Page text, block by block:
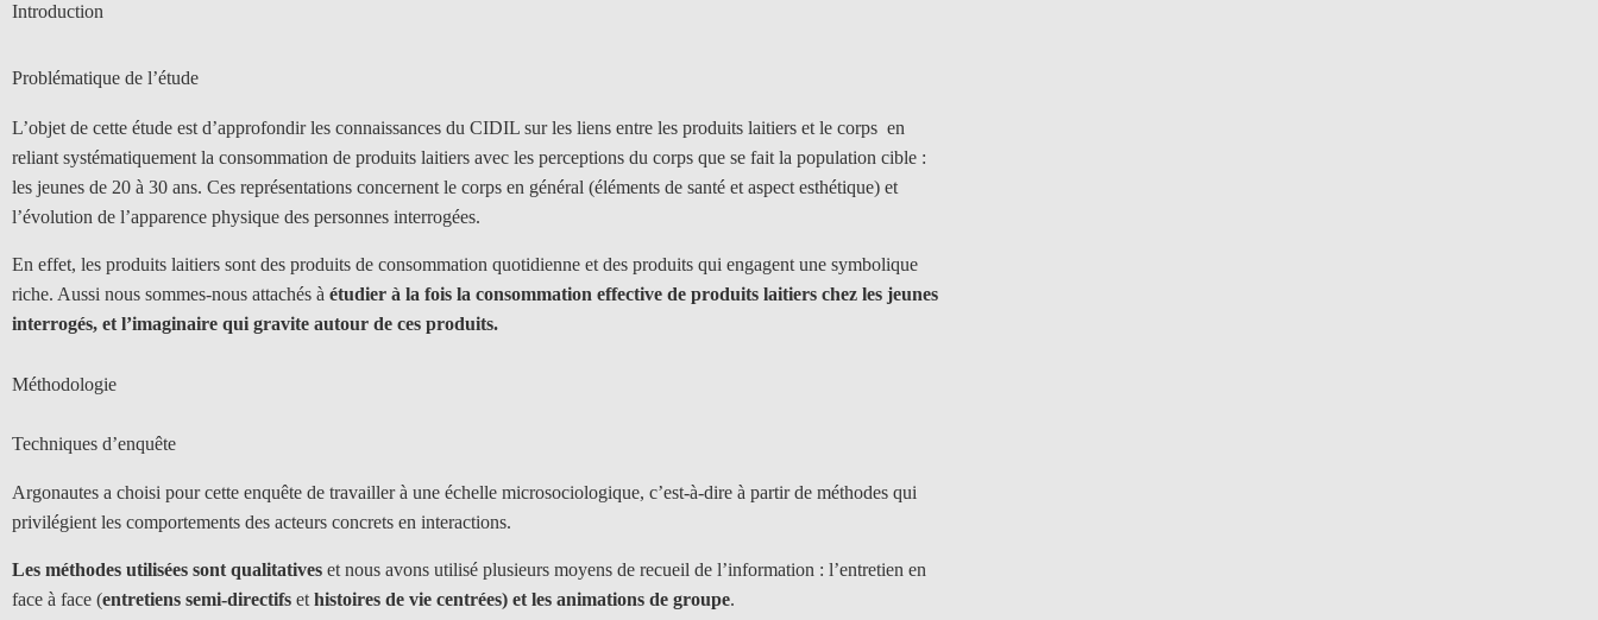
Introduction
Problématique de l’étude
L’objet de cette étude est d’approfondir les connaissances du CIDIL sur les liens entre les produits laitiers et le corps en
reliant systématiquement la consommation de produits laitiers avec les perceptions du corps que se fait la population cible :
les jeunes de 20 à 30 ans. Ces représentations concernent le corps en général (éléments de santé et aspect esthétique) et
l’évolution de l’apparence physique des personnes interrogées.
En effet, les produits laitiers sont des produits de consommation quotidienne et des produits qui engagent une symbolique
riche. Aussi nous sommes-nous attachés à étudier à la fois la consommation effective de produits laitiers chez les jeunes
interrogés, et l’imaginaire qui gravite autour de ces produits.
Méthodologie
Techniques d’enquête
Argonautes a choisi pour cette enquête de travailler à une échelle microsociologique, c’est-à-dire à partir de méthodes qui
privilégient les comportements des acteurs concrets en interactions.
Les méthodes utilisées sont qualitatives et nous avons utilisé plusieurs moyens de recueil de l’information : l’entretien en
face à face (entretiens semi-directifs et histoires de vie centrées) et les animations de groupe.